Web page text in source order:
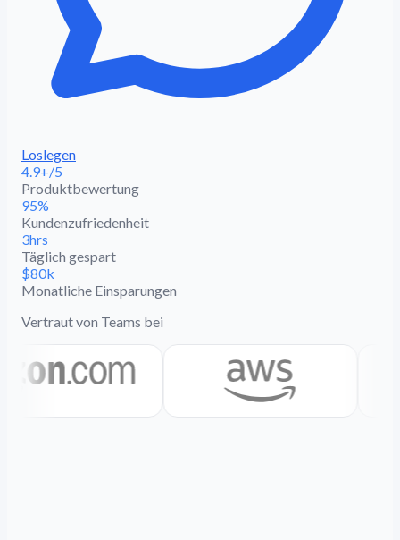
Loslegen
4.9+/5
Produktbewertung
95%
Kundenzufriedenheit
3hrs
Täglich gespart
$80k
Monatliche Einsparungen
Vertraut von Teams bei